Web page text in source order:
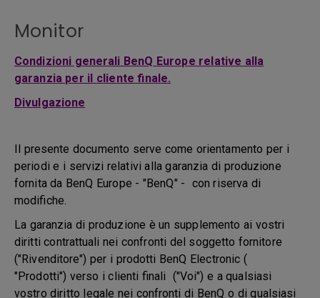
Monitor
Condizioni generali BenQ Europe relative alla
garanzia per il cliente finale.
Divulgazione
Il presente documento serve come orientamento per i
periodi e i servizi relativi alla garanzia di produzione
fornita da BenQ Europe - "BenQ" - con riserva di
modifiche.
La garanzia di produzione è un supplemento ai vostri
diritti contrattuali nei confronti del soggetto fornitore
("Rivenditore") per i prodotti BenQ Electronic (
"Prodotti") verso i clienti finali ("Voi") e a qualsiasi
vostro diritto legale nei confronti di BenQ o di qualsiasi